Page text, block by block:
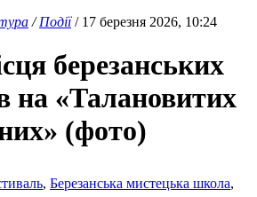
/Події/ 17 березня 2026, 10:24
березанських
на «Талановитих
(фото)
, Березанська мистецька школа,